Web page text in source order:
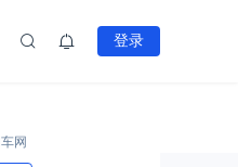
登录
网